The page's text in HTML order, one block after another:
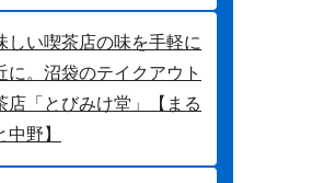
しい喫茶店の味を手軽に
に。沼袋のテイクアウト
店「とびみけ堂」【まる
中野】